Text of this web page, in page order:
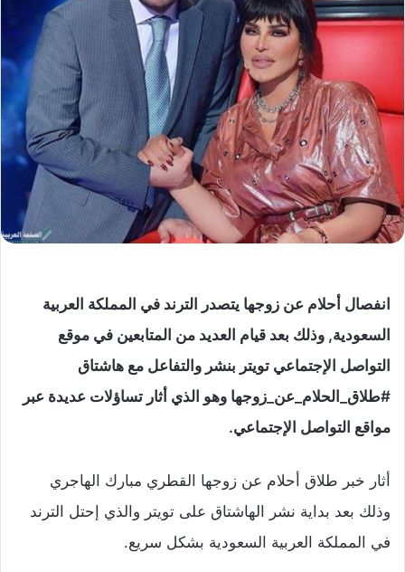
انفصال أحلام عن زوجها يتصدر الترند في المملكة العربية
السعودية, وذلك بعد قيام العديد من المتابعين في موقع
التواصل الإجتماعي تويتر بنشر والتفاعل مع هاشتاق
#طلاق_الحلام_عن_زوجها وهو الذي أثار تساؤلات عديدة عبر
مواقع التواصل الإجتماعي.
أثار خبر طلاق أحلام عن زوجها القطري مبارك الهاجري
وذلك بعد بداية نشر الهاشتاق على تويتر والذي إحتل الترند
في المملكة العربية السعودية بشكل سريع.